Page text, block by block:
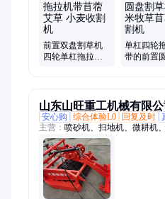
药机、割草机、打包机、镇压机
前置双盘割草机
四轮单杠拖拉机
单杠四轮
带的前置
山东山旺重工机械有限公
安心购
综合体验L0 回复及时
主营： 喷砂机、扫地机、微耕机
贝壳斗、破碎机、灌装机、划线
打夯机、放水器、上料机、扒渣
劈裂机、移溜器、动叉车、挖掘